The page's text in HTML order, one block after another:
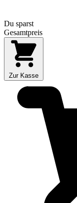
Du sparst
Gesamtpreis
Zur Kasse